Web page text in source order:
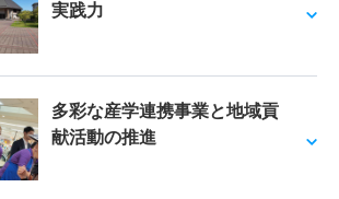
実践力
多彩な産学連携事業と地域貢
献活動の推進